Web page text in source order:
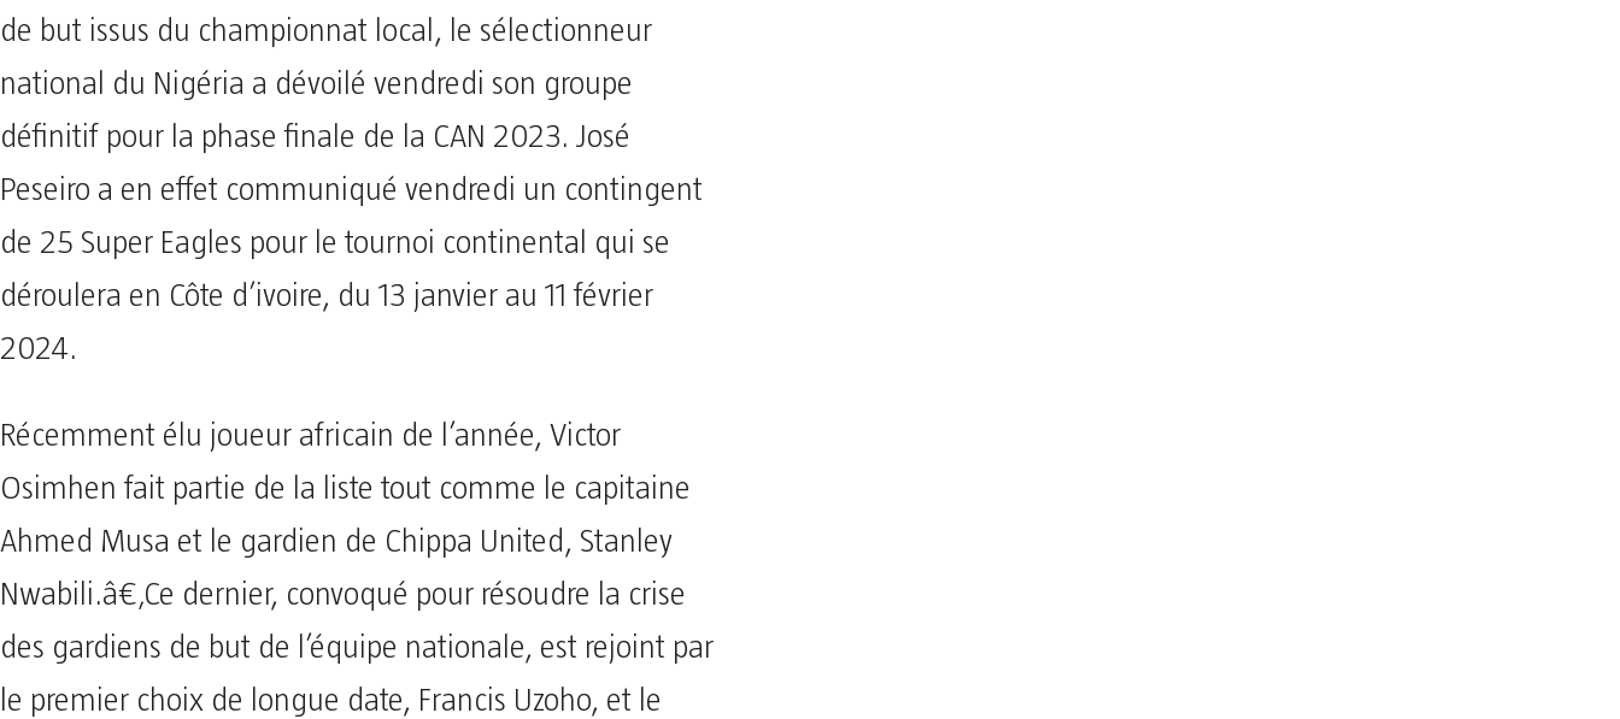
de but issus du championnat local, le sélectionneur
national du Nigéria a dévoilé vendredi son groupe
définitif pour la phase finale de la CAN 2023. José
Peseiro a en effet communiqué vendredi un contingent
de 25 Super Eagles pour le tournoi continental qui se
déroulera en Côte d’ivoire, du 13 janvier au 11 février
2024.
Récemment élu joueur africain de l’année, Victor
Osimhen fait partie de la liste tout comme le capitaine
Ahmed Musa et le gardien de Chippa United, Stanley
Nwabili.â€‚Ce dernier, convoqué pour résoudre la crise
des gardiens de but de l’équipe nationale, est rejoint par
le premier choix de longue date, Francis Uzoho, et le